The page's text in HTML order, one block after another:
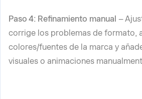
Paso 4: Refinamiento manual –
corrige los problemas de formato,
colores/fuentes de la marca y
visuales o animaciones